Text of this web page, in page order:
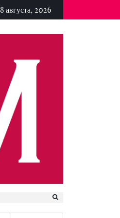
8 августа, 2026